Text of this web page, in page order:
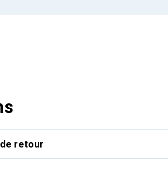
retour